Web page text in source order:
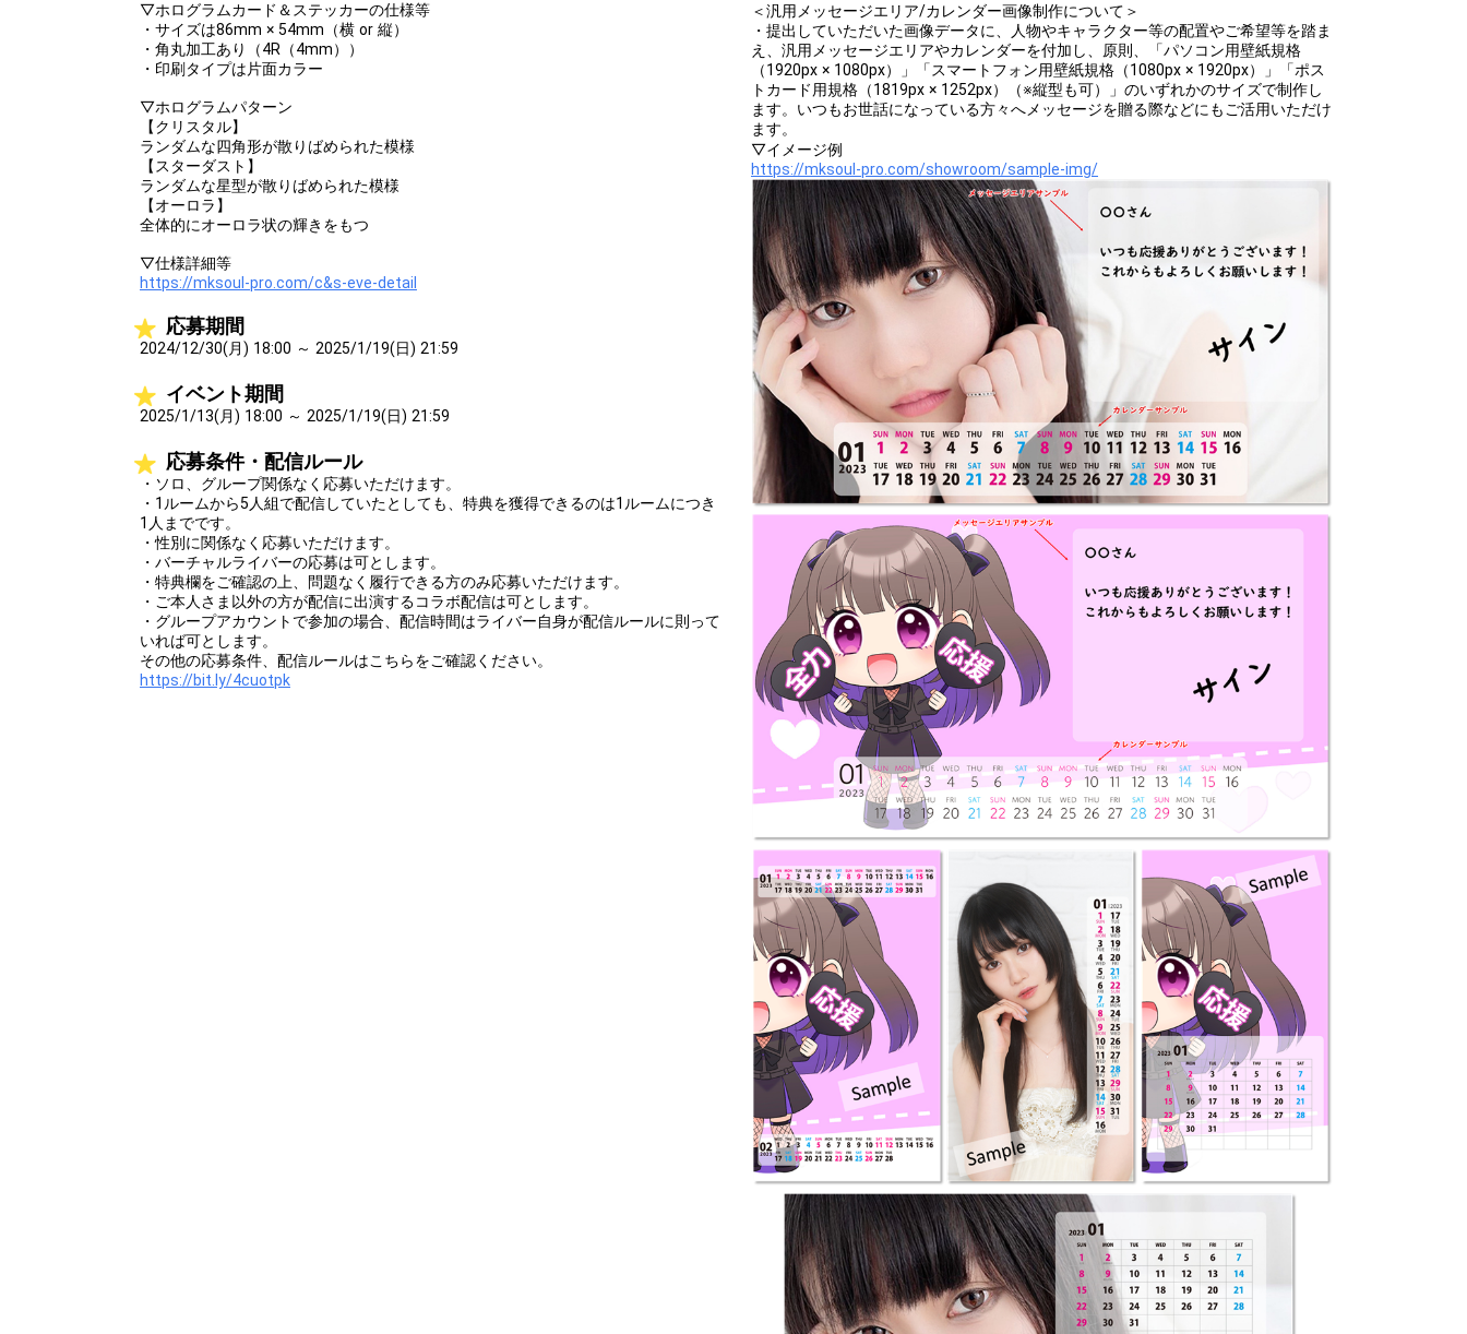
▽ホログラムカード＆ステッカーの仕様等
・サイズは86mm × 54mm（横 or 縦）
・角丸加工あり（4R（4mm））
・印刷タイプは片面カラー
▽ホログラムパターン
【クリスタル】
ランダムな四角形が散りばめられた模様
【スターダスト】
ランダムな星型が散りばめられた模様
【オーロラ】
全体的にオーロラ状の輝きをもつ
▽仕様詳細等
https://mksoul-pro.com/c&s-eve-detail
応募期間
2024/12/30(月) 18:00 ～ 2025/1/19(日) 21:59
イベント期間
2025/1/13(月) 18:00 ～ 2025/1/19(日) 21:59
応募条件・配信ルール
・ソロ、グループ関係なく応募いただけます。
・1ルームから5人組で配信していたとしても、特典を獲得できるのは1ルームにつき
1人までです。
・性別に関係なく応募いただけます。
・バーチャルライバーの応募は可とします。
・特典欄をご確認の上、問題なく履行できる方のみ応募いただけます。
・ご本人さま以外の方が配信に出演するコラボ配信は可とします。
・グループアカウントで参加の場合、配信時間はライバー自身が配信ルールに則って
いれば可とします。
その他の応募条件、配信ルールはこちらをご確認ください。
https://bit.ly/4cuotpk
＜汎用メッセージエリア/カレンダー画像制作について＞
・提出していただいた画像データに、人物やキャラクター等の配置やご希望等を踏ま
え、汎用メッセージエリアやカレンダーを付加し、原則、「パソコン用壁紙規格
（1920px × 1080px）」「スマートフォン用壁紙規格（1080px × 1920px）」「ポス
トカード用規格（1819px × 1252px）（※縦型も可）」のいずれかのサイズで制作し
ます。いつもお世話になっている方々へメッセージを贈る際などにもご活用いただけ
ます。
▽イメージ例
https://mksoul-pro.com/showroom/sample-img/